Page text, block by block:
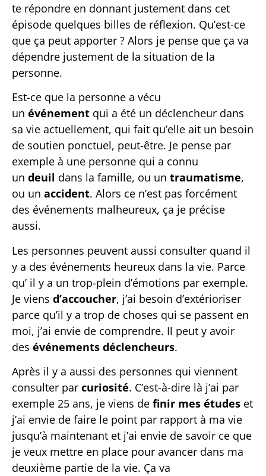
te répondre en donnant justement dans cet
épisode quelques billes de réflexion. Qu’est-ce
que ça peut apporter ? Alors je pense que ça va
dépendre justement de la situation de la
personne.
Est-ce que la personne a vécu
un événement qui a été un déclencheur dans
sa vie actuellement, qui fait qu’elle ait un besoin
de soutien ponctuel, peut-être. Je pense par
exemple à une personne qui a connu
un deuil dans la famille, ou un traumatisme,
ou un accident. Alors ce n’est pas forcément
des événements malheureux, ça je précise
aussi.
Les personnes peuvent aussi consulter quand il
y a des événements heureux dans la vie. Parce
qu’ il y a un trop-plein d’émotions par exemple.
Je viens d’accoucher, j’ai besoin d’extérioriser
parce qu’il y a trop de choses qui se passent en
moi, j’ai envie de comprendre. Il peut y avoir
des événements déclencheurs.
Après il y a aussi des personnes qui viennent
consulter par curiosité. C’est-à-dire là j’ai par
exemple 25 ans, je viens de finir mes études et
j’ai envie de faire le point par rapport à ma vie
jusqu’à maintenant et j’ai envie de savoir ce que
je veux mettre en place pour avancer dans ma
deuxième partie de la vie. Ça va